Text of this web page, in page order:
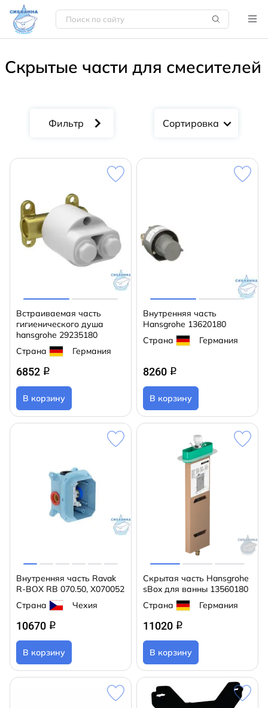
Скрытые части для смесителей
Сортировка
Встраиваемая часть
гигиенического душа
hansgrohe 29235180
Страна
Германия
6852 q
В корзину
Внутренняя часть
Hansgrohe 13620180
Страна
Германия
8260 q
В корзину
Внутренняя часть Ravak
R-BOX RB 070.50, X070052
Страна
Чехия
10670 q
В корзину
Скрытая часть Hansgrohe
sBox для ванны 13560180
Страна
Германия
11020 q
В корзину